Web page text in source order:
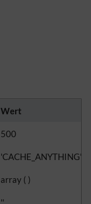
Wert
500
'CACHE_ANYTHING'
array ( )